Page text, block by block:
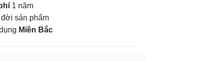
1 năm
đời sản phẩm
Miền Bắc